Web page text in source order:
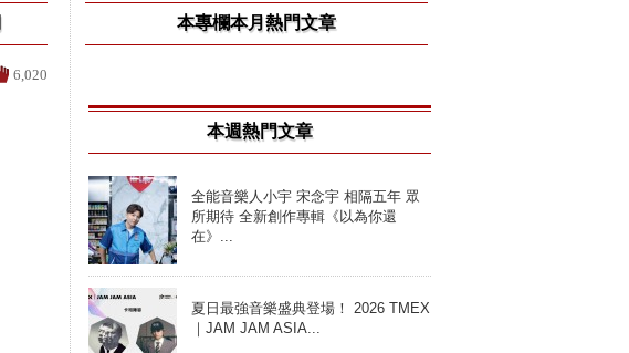
6,020
本專欄本月熱門文章
本週熱門文章
全能音樂人小宇 宋念宇 相隔五年 眾
所期待 全新創作專輯《以為你還
在》...
夏日最強音樂盛典登場！ 2026 TMEX
｜JAM JAM ASIA...